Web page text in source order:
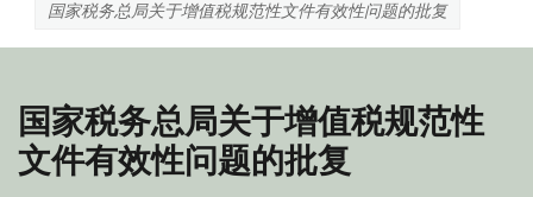
国家税务总局关于增值税规范性文件有效性问题的批复
国家税务总局关于增值税规范性
文件有效性问题的批复